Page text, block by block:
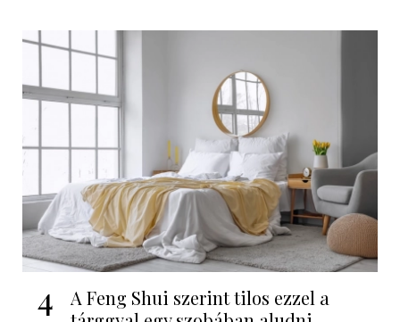
4
A Feng Shui szerint tilos ezzel a